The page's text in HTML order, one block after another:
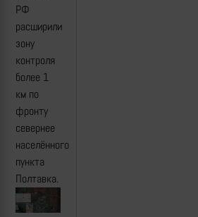
РФ
расширили
зону
контроля
более 1
км по
фронту
севернее
населённого
пункта
Полтавка.